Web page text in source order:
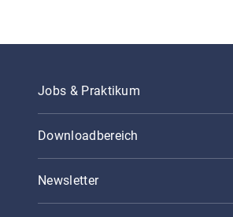
Jobs & Praktikum
Downloadbereich
Newsletter